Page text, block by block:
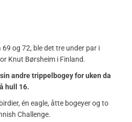
og 72, ble det tre under par i
Knut Børsheim i Finland.
andre trippelbogey for uken da
hull 16.
én eagle, åtte bogeyer og to
Challenge.